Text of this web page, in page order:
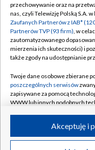
Abonament TVP
Emisja w TVP
Centrum informacji
Naziemna Telewizja
Rada Programowa
System NOS
Informacje o nadawcy
Program dla prasy
©2026
przechowywanie oraz na
nas, czyli Telewizję Polską S.A.
Zaufanych Partnerów z IAB*
Partnerów TVP (93 firm), w
zautomatyzowanego
mierzenia ich skuteczności) i
także zgody na udostępnianie
Twoje dane osobowe zbierane
poszczególnych serwisów
zapisywane za pomocą
WWW lub innych podobnych
ruchu w Internecie.
Twoje dane osobowe zbierane
Akceptuję i